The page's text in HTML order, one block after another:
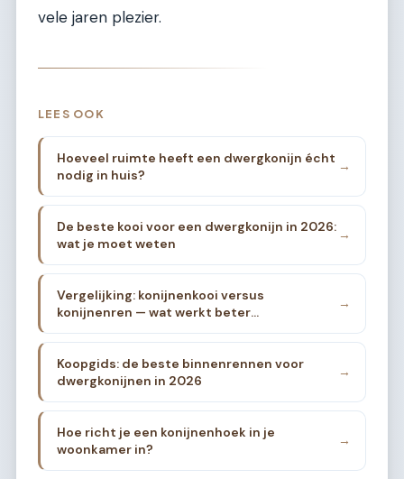
vele jaren plezier.
LEES OOK
Hoeveel ruimte heeft een dwergkonijn écht
nodig in huis?
→
De beste kooi voor een dwergkonijn in 2026:
wat je moet weten
→
Vergelijking: konijnenkooi versus
konijnenren — wat werkt beter
binnenshuis?
→
Koopgids: de beste binnenrennen voor
dwergkonijnen in 2026
→
Hoe richt je een konijnenhoek in je
woonkamer in?
→